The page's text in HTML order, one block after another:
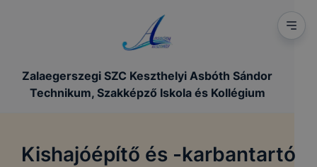
Zalaegerszegi SZC Keszthelyi Asbóth Sándor
Technikum, Szakképző Iskola és Kollégium
Kishajóépítő és -karbantartó